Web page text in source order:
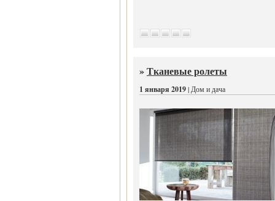
»Тканевые ролеты
1 января 2019| Дом и дача